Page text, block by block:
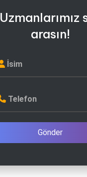
Uzmanlarımız
arasın!
İsim
Telefon
Gönder